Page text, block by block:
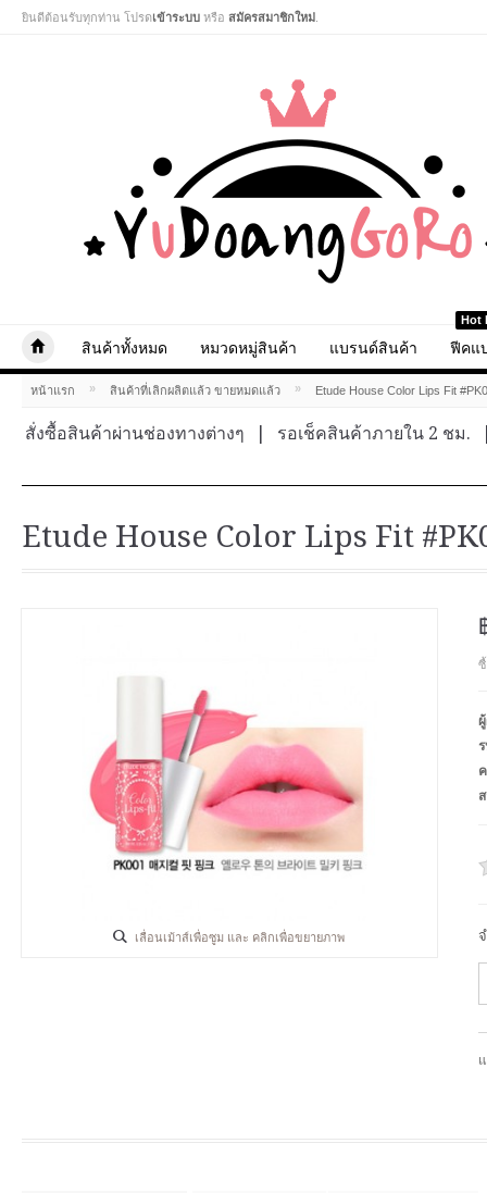
ยินดีต้อนรับทุกท่าน โปรดเข้าระบบ หรือ สมัครสมาชิกใหม่
สินค้าทั้งหมด หมวดหมู่สินค้า แบรนด์สินค้า
Hot
ฟีคแ
หน้าแรก » สินค้าที่เลิกผลิตแล้ว ขายหมดแล้ว » Etude House Color Lips Fit
สั่งซื้อสินค้าผ่านช่องทางต่างๆ รอเช็คสินค้าภายใน 2 ชม.
Etude House Color Lips Fit
เลื่อนเม้าส์เพื่อซูม และ คลิกเพื่อขยายภาพ